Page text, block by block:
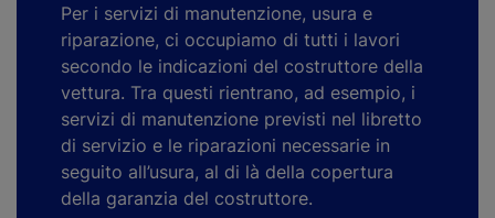
Per i servizi di manutenzione, usura e
riparazione, ci occupiamo di tutti i lavori
secondo le indicazioni del costruttore della
vettura. Tra questi rientrano, ad esempio, i
servizi di manutenzione previsti nel libretto
di servizio e le riparazioni necessarie in
seguito all’usura, al di là della copertura
della garanzia del costruttore.